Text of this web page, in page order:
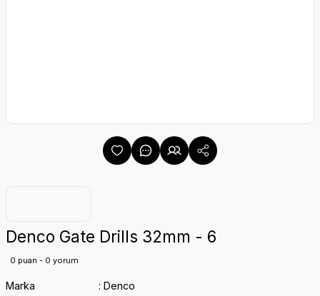
Denco Gate Drills 32mm - 6
0 puan - 0 yorum
Marka
Denco